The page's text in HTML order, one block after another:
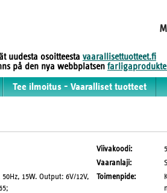
uudesta osoitteesta vaarallisettuotteet.fi
på den nya webbplatsen
Tee ilmoitus - Vaaralliset tuotteet
15W. Output: 6V/12V,
Viivakoodi:
Vaaranlaji:
Toimenpide: